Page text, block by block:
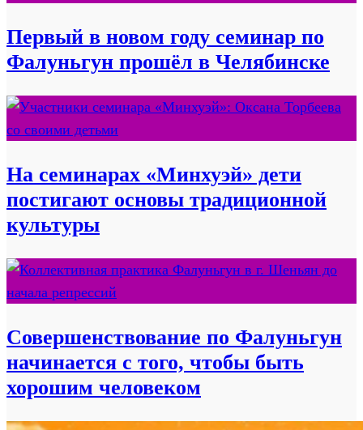
Первый в новом году семинар по
Фалуньгун прошёл в Челябинске
На семинарах «Минхуэй» дети
постигают основы традиционной
культуры
Совершенствование по Фалуньгун
начинается с того, чтобы быть
хорошим человеком